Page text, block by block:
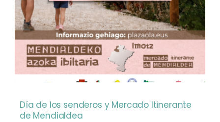
Día de los senderos y Mercado Itinerante
de Mendialdea